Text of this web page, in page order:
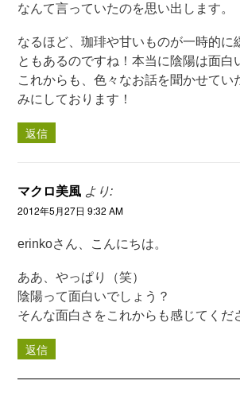
なんて言っていたのを思い出します。
なるほど、珈琲や甘いものが一時的に
ともあるのですね！本当に陰陽は面白
これからも、色々なお話を聞かせてい
みにしております！
返信
マクロ美風 より:
2012年5月27日 9:32 AM
erinkoさん、こんにちは。
ああ、やっぱり（笑）
陰陽って面白いでしょう？
そんな面白さをこれからも感じてくだ
返信